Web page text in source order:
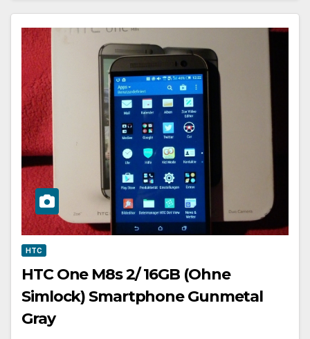
HTC
HTC One M8s 2/ 16GB (Ohne
Simlock) Smartphone Gunmetal
Gray